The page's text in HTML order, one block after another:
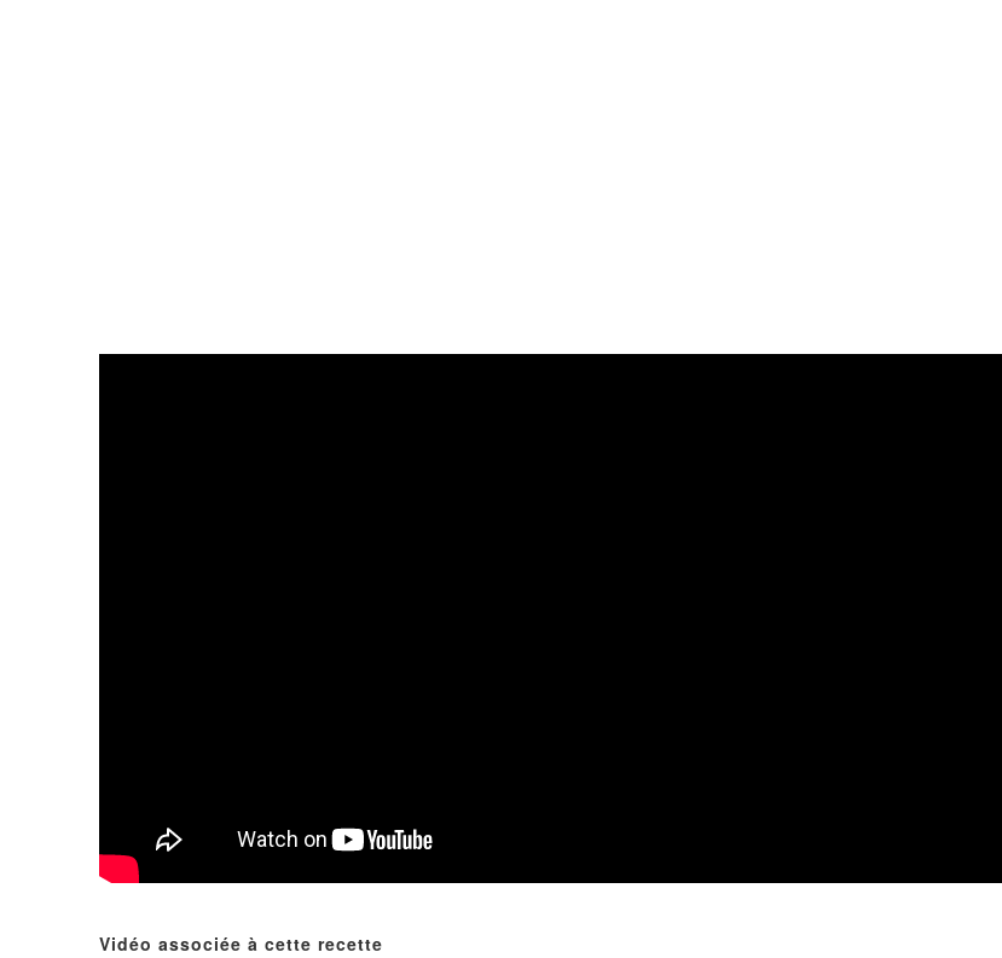
Vidéo associée à cette recette